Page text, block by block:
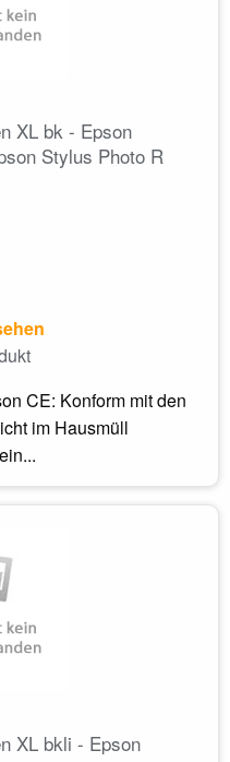
XL bk - Epson
Stylus Photo R
CE: Konform mit den
im Hausmüll
XL bkli - Epson